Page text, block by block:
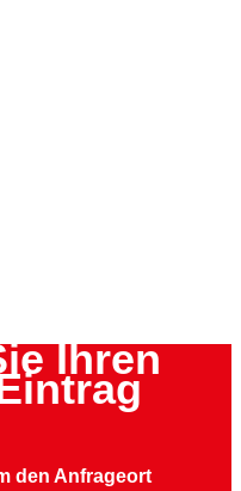
Ihren
den Anfrageort